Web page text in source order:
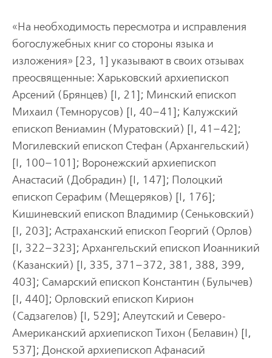
«На необходимость пересмотра и исправления
богослужебных книг со стороны языка и
изложения» [23, 1] указывают в своих отзывах
преосвященные: Харьковский архиепископ
Арсений (Брянцев) [I, 21]; Минский епископ
Михаил (Темнорусов) [I, 40–41]; Калужский
епископ Вениамин (Муратовский) [I, 41–42];
Могилевский епископ Стефан (Архангельский)
[I, 100–101]; Воронежский архиепископ
Анастасий (Добрадин) [I, 147]; Полоцкий
епископ Серафим (Мещеряков) [I, 176];
Кишиневский епископ Владимир (Сеньковский)
[I, 203]; Астраханский епископ Георгий (Орлов)
[I, 322–323]; Архангельский епископ Иоанникий
(Казанский) [I, 335, 371–372, 381, 388, 399,
403]; Самарский епископ Константин (Булычев)
[I, 440]; Орловский епископ Кирион
(Садзагелов) [I, 529]; Алеутский и Северо-
Американский архиепископ Тихон (Белавин) [I,
537]; Донской архиепископ Афанасий